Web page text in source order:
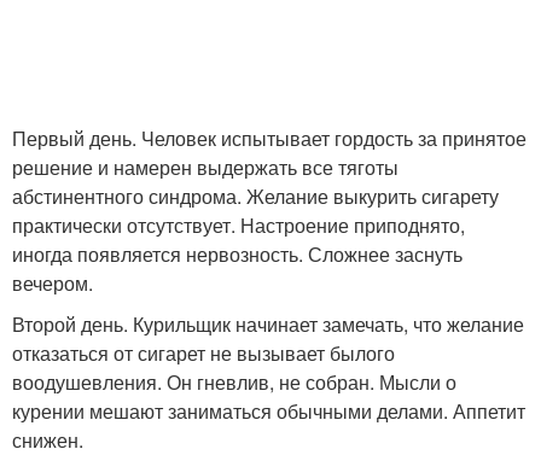
Первый день. Человек испытывает гордость за принятое
решение и намерен выдержать все тяготы
абстинентного синдрома. Желание выкурить сигарету
практически отсутствует. Настроение приподнято,
иногда появляется нервозность. Сложнее заснуть
вечером.
Второй день. Курильщик начинает замечать, что желание
отказаться от сигарет не вызывает былого
воодушевления. Он гневлив, не собран. Мысли о
курении мешают заниматься обычными делами. Аппетит
снижен.